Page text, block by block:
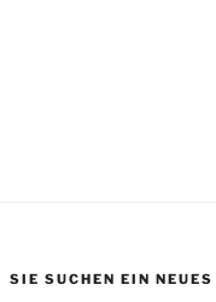
SIE SUCHEN EIN